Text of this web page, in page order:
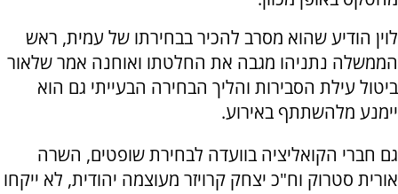
לוין הודיע שהוא מסרב להכיר בבחירתו של עמית, ראש
הממשלה נתניהו מגבה את החלטתו ואוחנה אמר שלאור
ביטול עילת הסבירות והליך הבחירה הבעייתי גם הוא
יימנע מלהשתתף באירוע.
גם חברי הקואליציה בוועדה לבחירת שופטים, השרה
אורית סטרוק וח"כ יצחק קרויזר מעוצמה יהודית, לא ייקחו